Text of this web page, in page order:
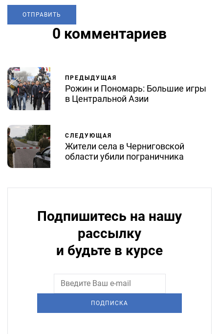
0 комментариев
ПРЕДЫДУЩАЯ
Рожин и Пономарь: Большие игры
в Центральной Азии
СЛЕДУЮЩАЯ
Жители села в Черниговской
области убили пограничника
Подпишитесь на нашу
рассылку
и будьте в курсе
ПОДПИСКА